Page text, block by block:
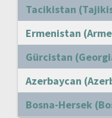
Tacikistan
Ermenistan
Gürcistan
Azerbaycan
Bosna-Hersek